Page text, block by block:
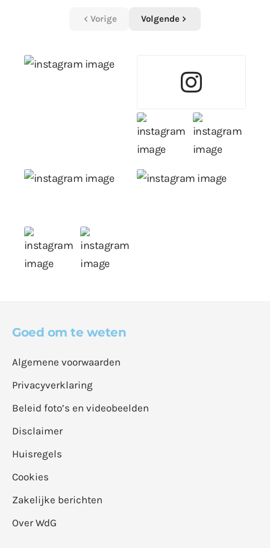
Vorige Volgende
Goed om te weten
Algemene voorwaarden
Privacyverklaring
Beleid foto’s en videobeelden
Disclaimer
Huisregels
Cookies
Zakelijke berichten
Over WdG